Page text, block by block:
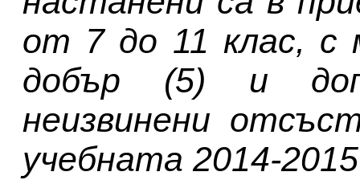
от 7 до 11 клас, с
добър (5) и
неизвинени
учебната 2014-